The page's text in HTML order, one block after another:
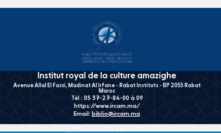
Institut royal de la culture amazighe
Avenue Allal El Fassi, Madinat Al Irfane - Rabat Instituts - BP 2055 Rabat
Maroc
Tél : 05 37-27-84-00 à 09
https://www.ircam.ma/
Email: biblio@ircam.ma